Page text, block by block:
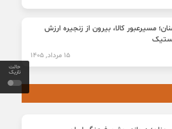
حالت
تاریک
مسیرعبور کالا، بیرون از زنجیره ارزش
15 مرداد, 1405